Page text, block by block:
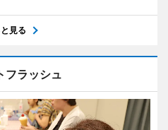
見る
フラッシュ